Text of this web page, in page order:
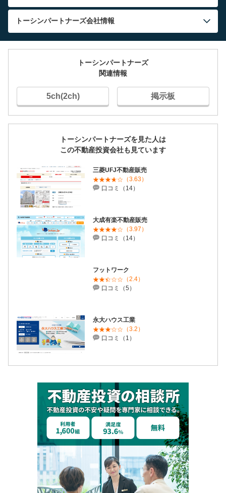
トーシンパートナーズ会社情報
トーシンパートナーズ
関連情報
5ch(2ch) 掲示板
トーシンパートナーズを見た人は
この不動産投資会社も見ています
三菱UFJ不動産販売
（3.63）
口コミ（14）
大成有楽不動産販売
（3.97）
口コミ（14）
フットワーク
（2.4）
口コミ（5）
永大ハウス工業
（3.2）
口コミ（1）